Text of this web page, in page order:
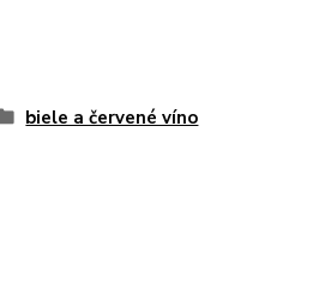
biele a červené víno